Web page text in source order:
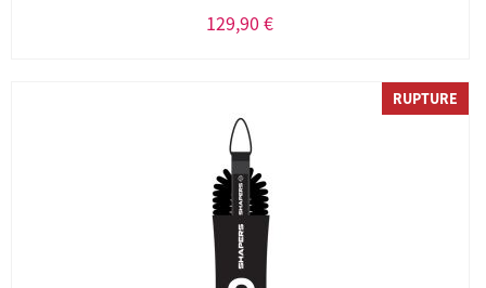
129,90 €
RUPTURE